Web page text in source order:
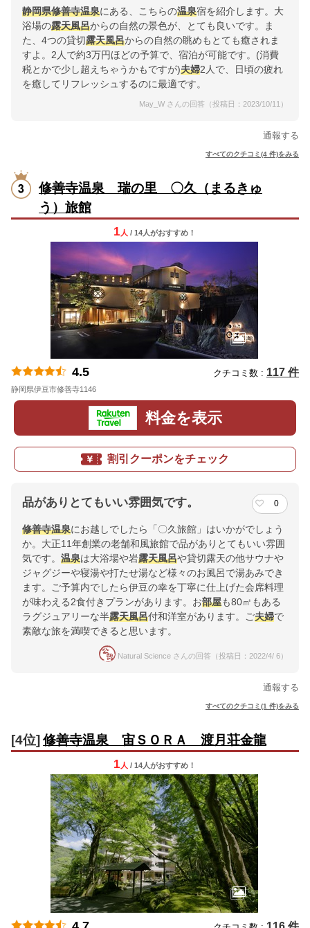
静岡県修善寺温泉にある、こちらの温泉宿を紹介します。大
浴場の露天風呂からの自然の景色が、とても良いです。ま
た、4つの貸切露天風呂からの自然の眺めもとても癒されま
すよ。2人で約3万円ほどの予算で、宿泊が可能です。(消費
税とかで少し超えちゃうかもですが)夫婦2人で、日頃の疲れ
を癒してリフレッシュするのに最適です。
May_W さんの回答（投稿日：2023/10/11）
通報する
すべてのクチコミ(4 件)をみる
修善寺温泉 瑞の里 〇久（まるきゅ
う）旅館
1 人 / 14人がおすすめ！
4.5 クチコミ数 : 117 件
静岡県伊豆市修善寺1146
料金を表示
割引クーポンをチェック
品がありとてもいい雰囲気です。 0
修善寺温泉にお越しでしたら「〇久旅館」はいかがでしょう
か。大正11年創業の老舗和風旅館で品がありとてもいい雰囲
気です。 温泉は大浴場や岩露天風呂や貸切露天の他サウナや
ジャグジーや寝湯や打たせ湯など様々のお風呂で湯あみでき
ます。ご予算内でしたら伊豆の幸を丁寧に仕上げた会席料理
が味わえる2食付きプランがあります。お部屋も80㎡もある
ラグジュアリーな半露天風呂付和洋室があります。ご夫婦で
素敵な旅を満喫できると思います。
Natural Science さんの回答（投稿日：2022/4/ 6）
通報する
すべてのクチコミ(1 件)をみる
[4位] 修善寺温泉 宙ＳＯＲＡ 渡月荘金龍
1 人 / 14人がおすすめ！